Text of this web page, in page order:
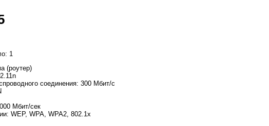
1
(роутер)
соединения: 300 Мбит/с
Мбит/сек
WEP, WPA, WPA2, 802.1x